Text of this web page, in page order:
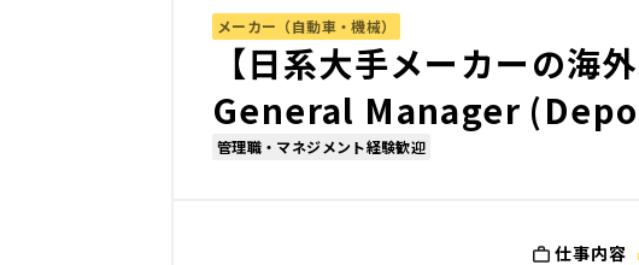
メーカー（自動車・機械）
【日系大手メーカーの海
General Manager
管理職・マネジメント経験歓迎
仕事内容